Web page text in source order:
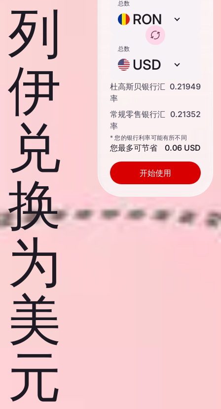
列
伊
兑
换
为
美
元
总数
RON
总数
USD
杜高斯贝银行汇
率
0.21949
常规零售银行汇
率
0.21352
* 您的银行利率可能有所不同
您最多可节省 0.06 USD
开始使用